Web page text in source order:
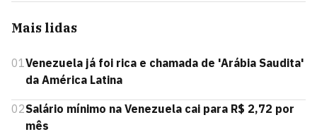
Mais lidas
01Venezuela já foi rica e chamada de 'Arábia Saudita'
da América Latina
02Salário mínimo na Venezuela cai para R$ 2,72 por
mês